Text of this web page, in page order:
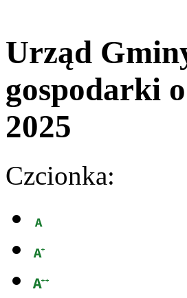
Urząd
gospodarki
2025
Czcionka: